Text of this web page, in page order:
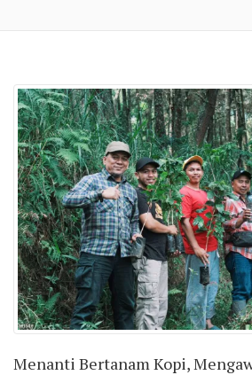
Menanti Bertanam Kopi,